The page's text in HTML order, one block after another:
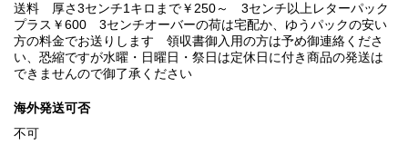
送料 厚さ3センチ1キロまで￥250～ 3センチ以上レターパック
プラス￥600 3センチオーバーの荷は宅配か、ゆうパックの安い
方の料金でお送りします 領収書御入用の方は予め御連絡くださ
い、恐縮ですが水曜・日曜日・祭日は定休日に付き商品の発送は
できませんので御了承ください
海外発送可否
不可